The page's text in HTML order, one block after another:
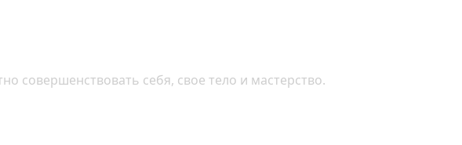
совершенствовать себя, свое тело и мастерство.